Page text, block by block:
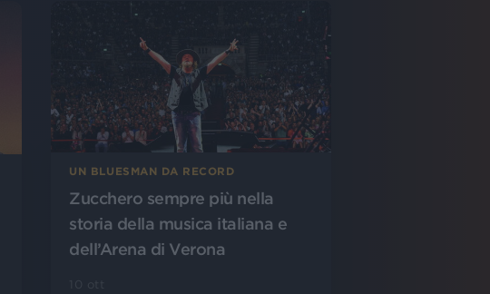
UN BLUESMAN DA RECORD
Zucchero sempre più nella
storia della musica italiana e
dell’Arena di Verona